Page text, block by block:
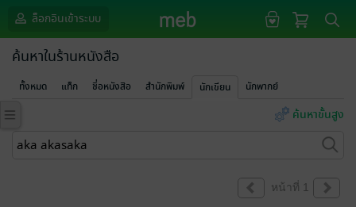
ล็อกอินเข้าระบบ
ค้นหาในร้านหนังสือ
ทั้งหมด แท็ก ชื่อหนังสือ สำนักพิมพ์ นักเขียน นักพากย์
ค้นหาขั้นสูง
หน้าที่ 1